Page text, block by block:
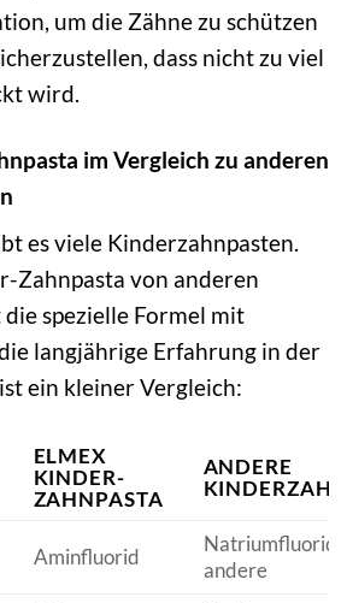
um die Zähne zu schützen
dass nicht zu viel
wird.
im Vergleich zu anderen
es viele Kinderzahnpasten.
Zahnpasta von anderen
spezielle Formel mit
langjährige Erfahrung in der
ein kleiner Vergleich:
ELMEX
KINDER-
ZAHNPASTA
ANDERE
Aminfluorid
Natriumfluorid
andere